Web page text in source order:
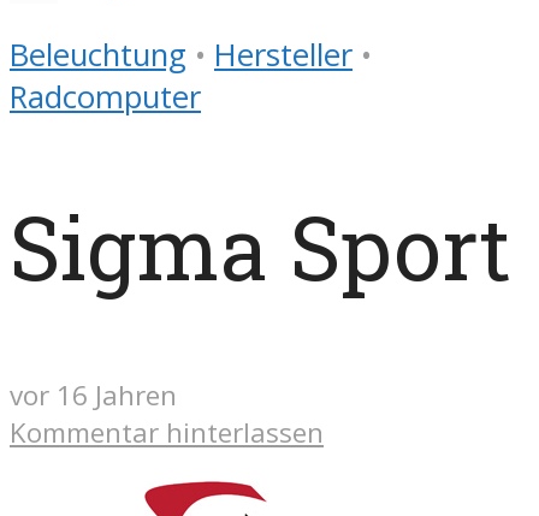
Beleuchtung • Hersteller •
Radcomputer
Sigma Sport
vor 16 Jahren
Kommentar hinterlassen